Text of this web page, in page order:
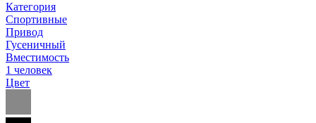
Категория
Спортивные
Привод
Гусеничный
Вместимость
1 человек
Цвет